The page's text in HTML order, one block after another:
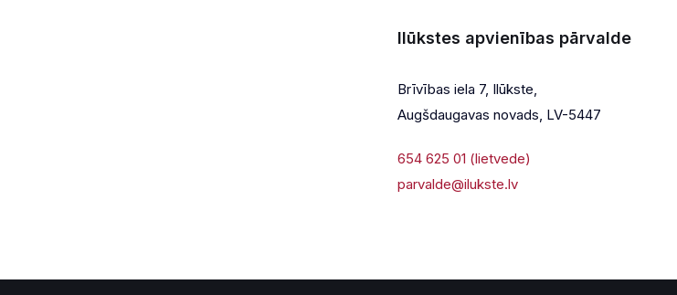
Ilūkstes apvienības pārvalde
Brīvības iela 7, Ilūkste,
Augšdaugavas novads, LV-5447
654 625 01 (lietvede)
parvalde@ilukste.lv